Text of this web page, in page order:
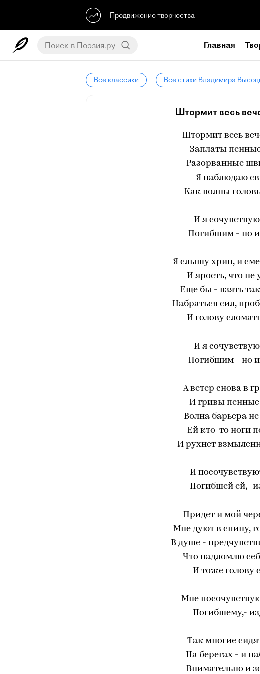
Продвижение творчества
Главная
Все классики Все стихи Владимира
Штормит весь
Штормит весь
Заплаты
Разорванные
Я наблюдаю
Как волны
И я
Погибшим - но
Я слышу хрип, и
И ярость, что не
Еще бы - взять
Набраться сил,
И голову
И я
Погибшим - но
А ветер снова в
И гривы
Волна барьера
Ей кто-то ноги
И рухнет
И
Погибшей ей,-
Придет и мой
Мне дуют в спину,
В душе -
Что надломлю
И тоже голову
Мне
Погибшему,-
Так многие
На берегах - и
Внимательно и